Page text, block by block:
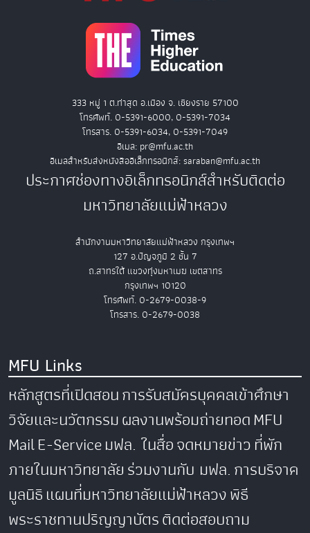
333 หมู่ 1 ต.ท่าสุด อ.เมือง จ. เชียงราย 57100
โทรศัพท์. 0-5391-6000, 0-5391-7034
โทรสาร. 0-5391-6034, 0-5391-7049
อีเมล: pr@mfu.ac.th
อีเมลสำหรับส่งหนังสืออิเล็กทรอนิกส์: saraban@mfu.ac.th
ประกาศช่องทางอิเล็กทรอนิกส์สำหรับติดต่อ
มหาวิทยาลัยแม่ฟ้าหลวง
สำนักงานมหาวิทยาลัยแม่ฟ้าหลวง กรุงเทพฯ
127 อ.ปัญจภูมิ 2 ชั้น 7
ถ.สาทรใต้ แขวงทุ่งมหาเมฆ เขตสาทร
กรุงเทพฯ 10120
โทรศัพท์. 0-2679-0038-9
โทรสาร. 0-2679-0038
MFU Links
หลักสูตรที่เปิดสอนการรับสมัครบุคคลเข้าศึกษา
วิจัยและนวัตกรรมผลงานพร้อมถ่ายทอดMFU
MailE-Serviceมฟล. ในสื่อจดหมายข่าวที่พัก
ภายในมหาวิทยาลัยร่วมงานกับ มฟล.การบริจาค
มูลนิธิแผนที่มหาวิทยาลัยแม่ฟ้าหลวงพิธี
พระราชทานปริญญาบัตรติดต่อสอบถาม